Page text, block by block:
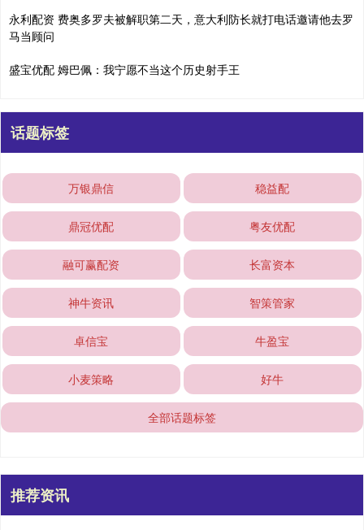
永利配资 费奥多罗夫被解职第二天，意大利防长就打电话邀请他去罗
马当顾问
盛宝优配 姆巴佩：我宁愿不当这个历史射手王
话题标签
万银鼎信 稳益配
鼎冠优配 粤友优配
融可赢配资 长富资本
神牛资讯 智策管家
卓信宝 牛盈宝
小麦策略 好牛
全部话题标签
推荐资讯